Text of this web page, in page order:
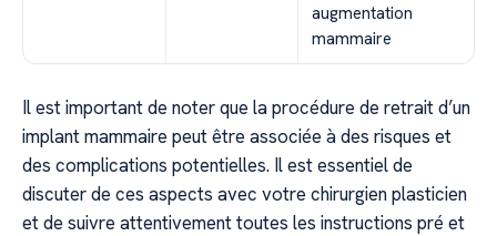
augmentation
mammaire
Il est important de noter que la procédure de retrait d’un
implant mammaire peut être associée à des risques et
des complications potentielles. Il est essentiel de
discuter de ces aspects avec votre chirurgien plasticien
et de suivre attentivement toutes les instructions pré et